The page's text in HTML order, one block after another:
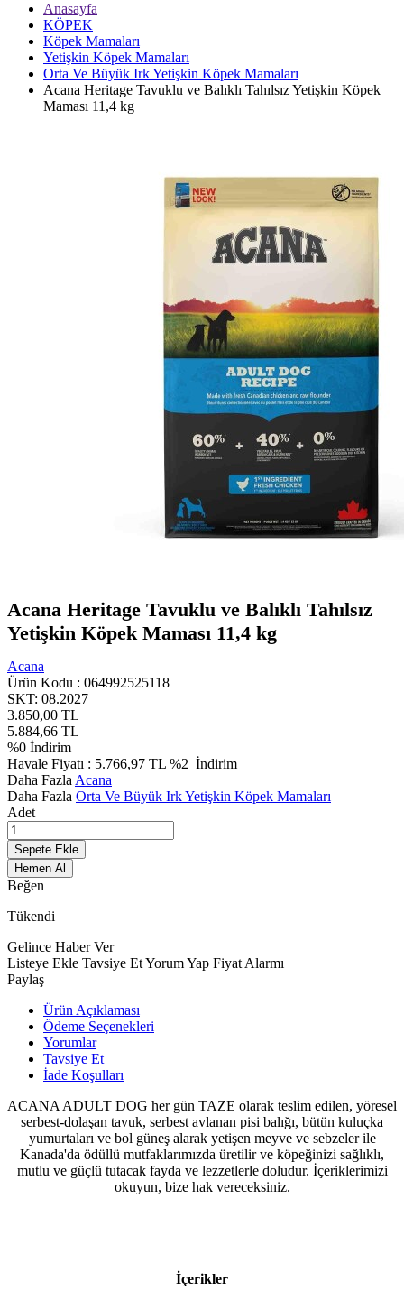
Anasayfa
KÖPEK
Köpek Mamaları
Yetişkin Köpek Mamaları
Orta Ve Büyük Irk Yetişkin Köpek Mamaları
Acana Heritage Tavuklu ve Balıklı Tahılsız Yetişkin Köpek
Maması 11,4 kg
Acana Heritage Tavuklu ve Balıklı Tahılsız
Yetişkin Köpek Maması 11,4 kg
Acana
Ürün Kodu : 064992525118
SKT: 08.2027
3.850,00 TL
5.884,66 TL
%0 İndirim
Havale Fiyatı : 5.766,97 TL %2 İndirim
Daha Fazla Acana
Daha Fazla Orta Ve Büyük Irk Yetişkin Köpek Mamaları
Adet
Sepete Ekle
Hemen Al
Beğen
Tükendi
Gelince Haber Ver
Listeye Ekle Tavsiye EtYorum Yap Fiyat Alarmı
Paylaş
Ürün Açıklaması
Ödeme Seçenekleri
Yorumlar
Tavsiye Et
İade Koşulları
ACANA ADULT DOG her gün TAZE olarak teslim edilen, yöresel
serbest-dolaşan tavuk, serbest avlanan pisi balığı, bütün kuluçka
yumurtaları ve bol güneş alarak yetişen meyve ve sebzeler ile
Kanada'da ödüllü mutfaklarımızda üretilir ve köpeğinizi sağlıklı,
mutlu ve güçlü tutacak fayda ve lezzetlerle doludur. İçeriklerimizi
okuyun, bize hak vereceksiniz.
İçerikler